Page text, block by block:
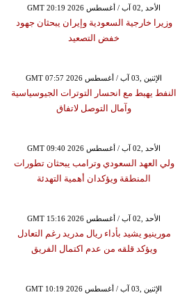
GMT 20:19 2026 الأحد ,02 آب / أغسطس
وزيرا خارجية السعودية وإيران يبحثان جهود
خفض التصعيد
GMT 07:57 2026 الإثنين ,03 آب / أغسطس
النفط يهبط مع انحسار التوترات الجيوسياسية
وآمال التوصل لاتفاق
GMT 09:40 2026 الأحد ,02 آب / أغسطس
ولي العهد السعودي وترامب يبحثان تطورات
المنطقة ويؤكدان أهمية التهدئة
GMT 15:16 2026 الأحد ,02 آب / أغسطس
مورينيو يشيد بأداء ريال مدريد رغم التعادل
ويؤكد قلقه من عدم اكتمال الفريق
GMT 10:19 2026 الإثنين ,03 آب / أغسطس